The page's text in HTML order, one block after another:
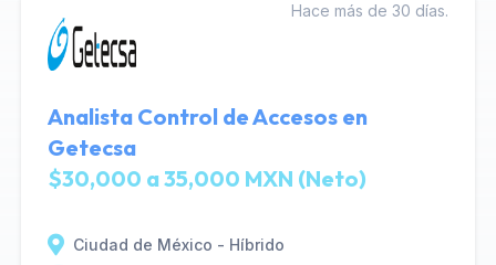
Hace más de 30 días.
Analista Control de Accesos en
Getecsa
$30,000 a 35,000 MXN (Neto)
Ciudad de México - Híbrido